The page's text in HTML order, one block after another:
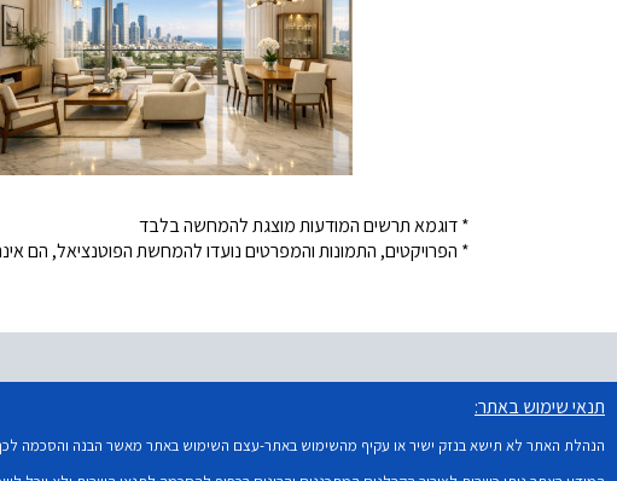
* דוגמא תרשים המודעות מוצגת להמחשה בלבד
* הפרויקטים, התמונות והמפרטים נועדו להמחשת הפוטנציאל, הם
תנאי שימוש באתר:
הנהלת האתר לא תישא בנזק ישיר או עקיף מהשימוש באתר-עצם השימוש באתר מאשר הבנה והסכמה